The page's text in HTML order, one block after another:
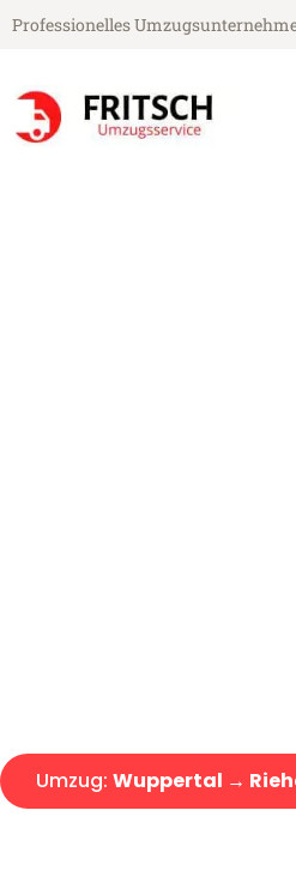
Professionelles
Umzug: Wuppertal →